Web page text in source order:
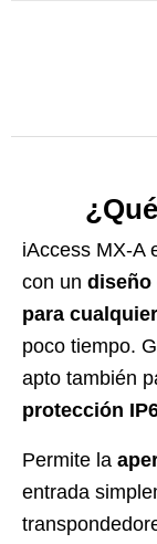
iAccess MX-A
con un diseño
para
poco tiempo.
apto también
protección
Permite la
entrada